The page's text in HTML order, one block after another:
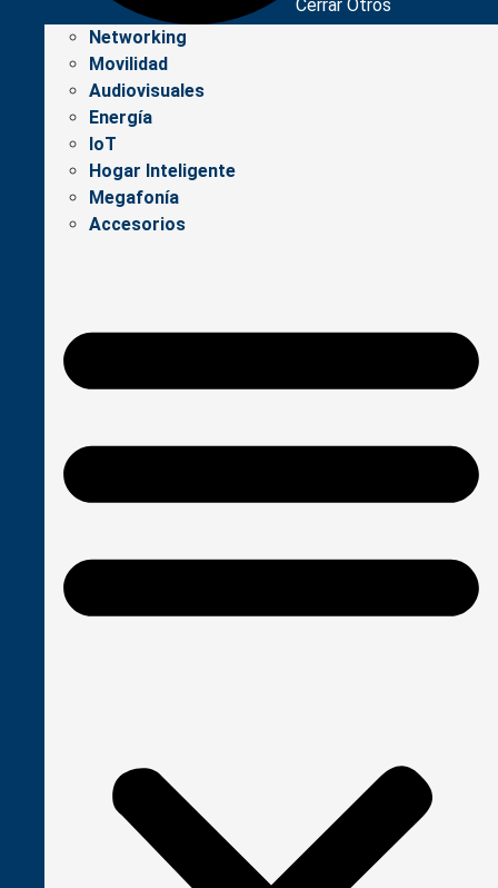
Cerrar Otros
Networking
Movilidad
Audiovisuales
Energía
IoT
Hogar Inteligente
Megafonía
Accesorios